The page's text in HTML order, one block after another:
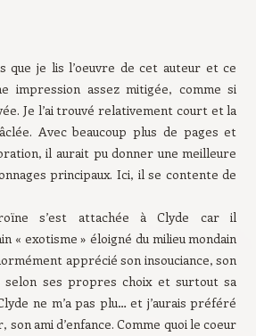
que je lis l’oeuvre de cet auteur et ce
impression assez mitigée, comme si
Je l’ai trouvé relativement court et la
Avec beaucoup plus de pages et
il aurait pu donner une meilleure
principaux. Ici, il se contente de
s’est attachée à Clyde car il
« exotisme » éloigné du milieu mondain
apprécié son insouciance, son
selon ses propres choix et surtout sa
ne m’a pas plu… et j’aurais préféré
son ami d’enfance. Comme quoi le coeur